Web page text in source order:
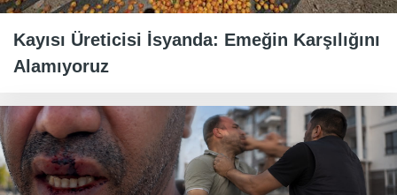
Kayısı Üreticisi İsyanda: Emeğin Karşılığını
Alamıyoruz